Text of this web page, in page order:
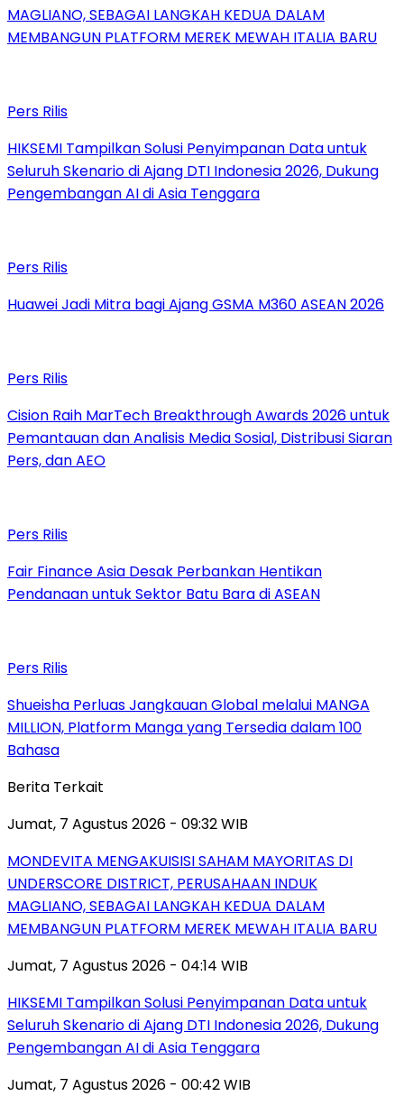
MAGLIANO, SEBAGAI LANGKAH KEDUA DALAM
MEMBANGUN PLATFORM MEREK MEWAH ITALIA BARU
Pers Rilis
HIKSEMI Tampilkan Solusi Penyimpanan Data untuk
Seluruh Skenario di Ajang DTI Indonesia 2026, Dukung
Pengembangan AI di Asia Tenggara
Pers Rilis
Huawei Jadi Mitra bagi Ajang GSMA M360 ASEAN 2026
Pers Rilis
Cision Raih MarTech Breakthrough Awards 2026 untuk
Pemantauan dan Analisis Media Sosial, Distribusi Siaran
Pers, dan AEO
Pers Rilis
Fair Finance Asia Desak Perbankan Hentikan
Pendanaan untuk Sektor Batu Bara di ASEAN
Pers Rilis
Shueisha Perluas Jangkauan Global melalui MANGA
MILLION, Platform Manga yang Tersedia dalam 100
Bahasa
Berita Terkait
Jumat, 7 Agustus 2026 - 09:32 WIB
MONDEVITA MENGAKUISISI SAHAM MAYORITAS DI
UNDERSCORE DISTRICT, PERUSAHAAN INDUK
MAGLIANO, SEBAGAI LANGKAH KEDUA DALAM
MEMBANGUN PLATFORM MEREK MEWAH ITALIA BARU
Jumat, 7 Agustus 2026 - 04:14 WIB
HIKSEMI Tampilkan Solusi Penyimpanan Data untuk
Seluruh Skenario di Ajang DTI Indonesia 2026, Dukung
Pengembangan AI di Asia Tenggara
Jumat, 7 Agustus 2026 - 00:42 WIB